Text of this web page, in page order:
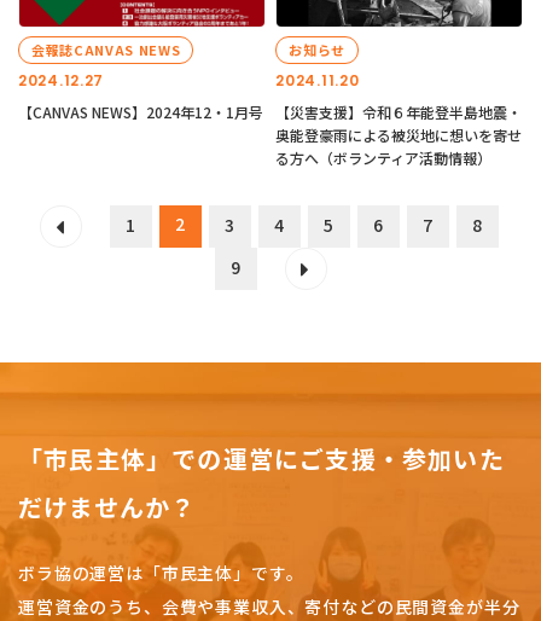
2024.12.27
会報誌CANVAS NEWS
【CANVAS NEWS】2024年12・1月号
2024.11.20
お知らせ
【災害支援】令和６年能登半島地震・
奥能登豪雨による被災地に想いを寄せ
る方へ（ボランティア活動情報）
1 2 3 4 5 6 7
8
9
「市民主体」での運営にご支援・参加いた
だけませんか？
ボラ協の運営は「市民主体」です。
運営資金のうち、会費や事業収入、寄付などの民間資金が半分